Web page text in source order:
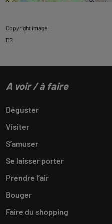
Copyright image:
DR
A voir / à faire
Déguster
Visiter
S’amuser
Se laisser porter
Prendre l’air
Bouger
Faire du shopping